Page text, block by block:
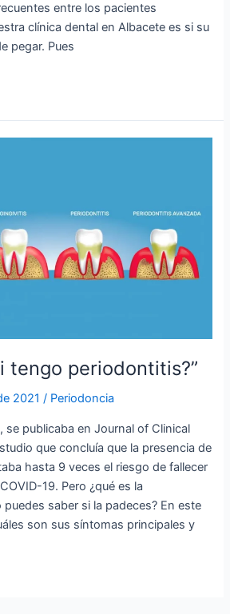
entre los pacientes
clínica dental en Albacete es si su
pegar. Pues
tengo periodontitis?”
2021/ Periodoncia
se publicaba en Journal of Clinical
que concluía que la presencia de
hasta 9 veces el riesgo de fallecer
19. Pero ¿qué es la
saber si la padeces? En este
son sus síntomas principales y